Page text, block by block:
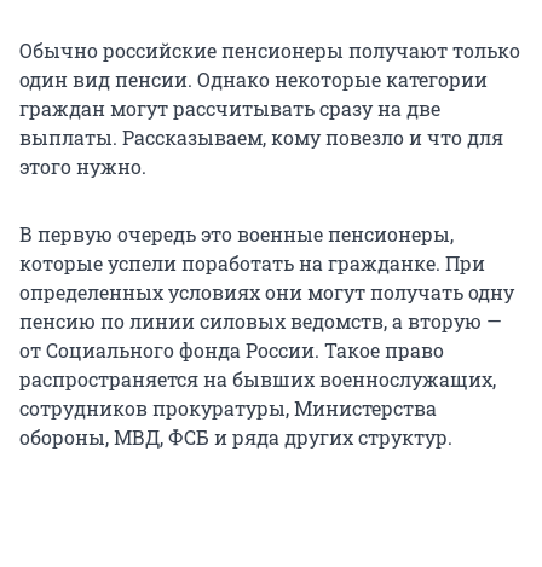
Обычно российские пенсионеры получают только
один вид пенсии. Однако некоторые категории
граждан могут рассчитывать сразу на две
выплаты. Рассказываем, кому повезло и что для
этого нужно.
В первую очередь это военные пенсионеры,
которые успели поработать на гражданке. При
определенных условиях они могут получать одну
пенсию по линии силовых ведомств, а вторую —
от Социального фонда России. Такое право
распространяется на бывших военнослужащих,
сотрудников прокуратуры, Министерства
обороны, МВД, ФСБ и ряда других структур.